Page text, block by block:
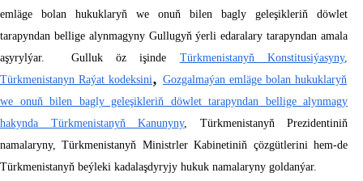
emläge bolan hukuklaryň we onuň bilen bagly geleşikleriň döwlet
tarapyndan bellige alynmagyny Gullugyň ýerli edaralary tarapyndan amala
aşyrylýar. Gulluk öz işinde Türkmenistanyň Konstitusiýasyny,
Türkmenistanyn Raýat kodeksini,
Gozgalmaýan emläge bolan hukuklaryň
we onuň bilen bagly geleşikleriň döwlet tarapyndan bellige alynmagy
hakynda Türkmenistanyň Kanunyny, Türkmenistanyň Prezidentiniň
namalaryny, Türkmenistanyň Ministrler Kabinetiniň çözgütlerini hem-de
Türkmenistanyň beýleki kadalaşdyryjy hukuk namalaryny goldanýar.